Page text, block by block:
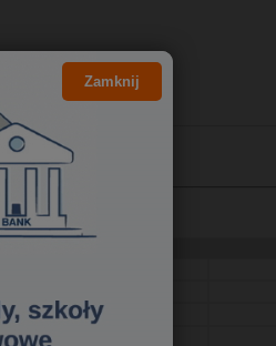
100 - 200 zł
200 - 300 zł
Zamknij